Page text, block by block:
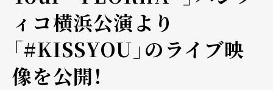
ィコ横浜公演より
「#KISSYOU」のライブ映
像を公開！